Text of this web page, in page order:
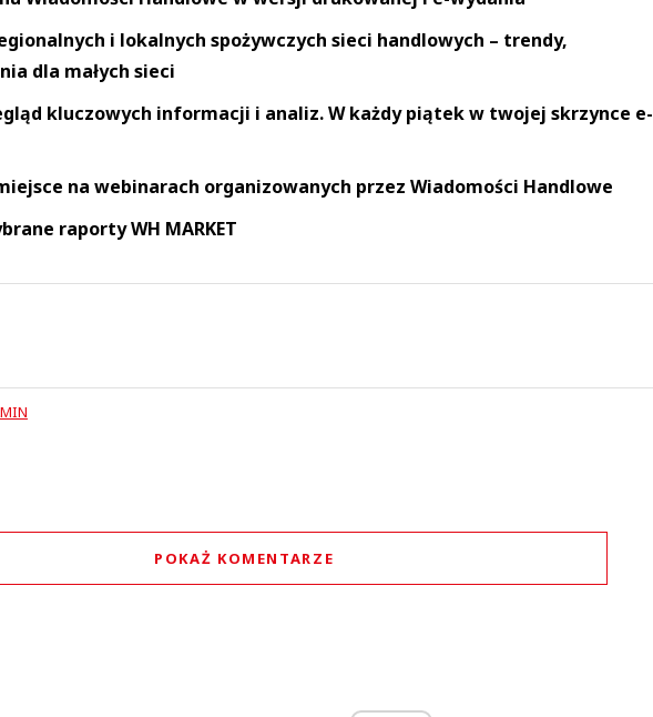
i lokalnych spożywczych sieci handlowych – trendy,
dla małych sieci
kluczowych informacji i analiz. W każdy piątek w twojej skrzynce e-
na webinarach organizowanych przez Wiadomości Handlowe
raporty WH MARKET
POKAŻ KOMENTARZE